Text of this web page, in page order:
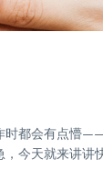
时都会有点懵
今天就来讲讲